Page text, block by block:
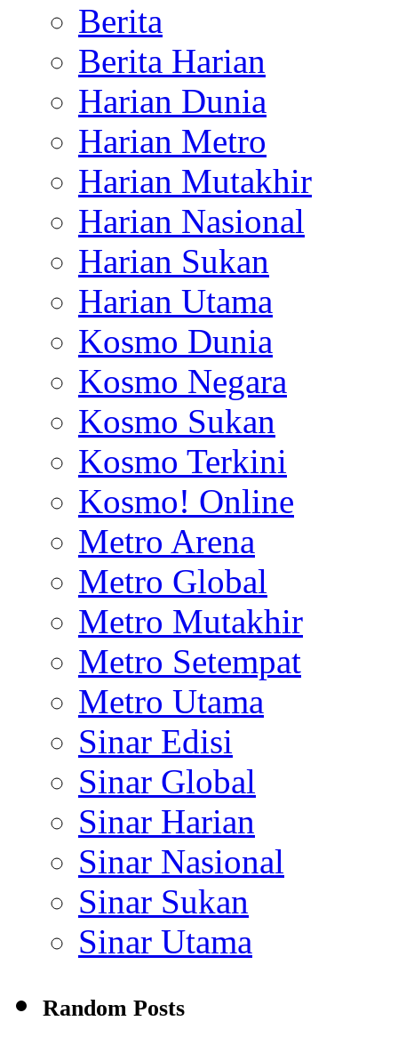
Berita
Berita Harian
Harian Dunia
Harian Metro
Harian Mutakhir
Harian Nasional
Harian Sukan
Harian Utama
Kosmo Dunia
Kosmo Negara
Kosmo Sukan
Kosmo Terkini
Kosmo! Online
Metro Arena
Metro Global
Metro Mutakhir
Metro Setempat
Metro Utama
Sinar Edisi
Sinar Global
Sinar Harian
Sinar Nasional
Sinar Sukan
Sinar Utama
Random Posts